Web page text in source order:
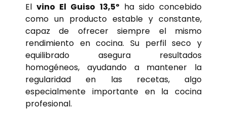
Elvino El Guiso 13,5º ha sido concebido
como un producto estable y constante,
capaz de ofrecer siempre el mismo
rendimiento en cocina. Su perfil seco y
equilibrado asegura resultados
homogéneos, ayudando a mantener la
regularidad en las recetas, algo
especialmente importante en la cocina
profesional.